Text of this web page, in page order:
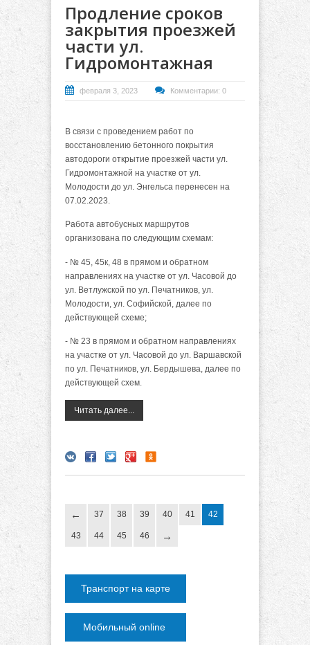
Продление сроков
закрытия проезжей
части ул.
Гидромонтажная
февраля 3, 2023 Комментарии: 0
В связи с проведением работ по
восстановлению бетонного покрытия
автодороги открытие проезжей части ул.
Гидромонтажной на участке от ул.
Молодости до ул. Энгельса перенесен на
07.02.2023.
Работа автобусных маршрутов
организована по следующим схемам:
- № 45, 45к, 48 в прямом и обратном
направлениях на участке от ул. Часовой до
ул. Ветлужской по ул. Печатников, ул.
Молодости, ул. Софийской, далее по
действующей схеме;
- № 23 в прямом и обратном направлениях
на участке от ул. Часовой до ул. Варшавской
по ул. Печатников, ул. Бердышева, далее по
действующей схем.
Читать далее...
37 38 39 40 41 42
43 44 45 46
Транспорт на карте
Мобильный online